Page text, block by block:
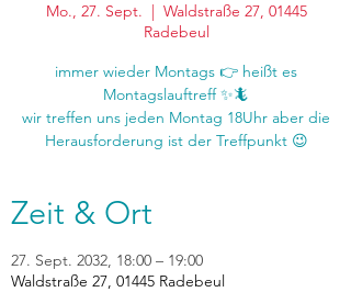
Mo., 27. Sept.
  |
Waldstraße 27, 01445
Radebeul
immer wieder Montags 👉 heißt es
Montagslauftreff ✨🦎
wir treffen uns jeden Montag 18Uhr aber die
Zeit & Ort
27. Sept. 2032, 18:00 – 19:00
Waldstraße 27, 01445 Radebeul